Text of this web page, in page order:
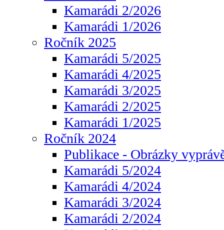
Kamarádi 2/2026
Kamarádi 1/2026
Ročník 2025
Kamarádi 5/2025
Kamarádi 4/2025
Kamarádi 3/2025
Kamarádi 2/2025
Kamarádi 1/2025
Ročník 2024
Publikace - Obrázky
Kamarádi 5/2024
Kamarádi 4/2024
Kamarádi 3/2024
Kamarádi 2/2024